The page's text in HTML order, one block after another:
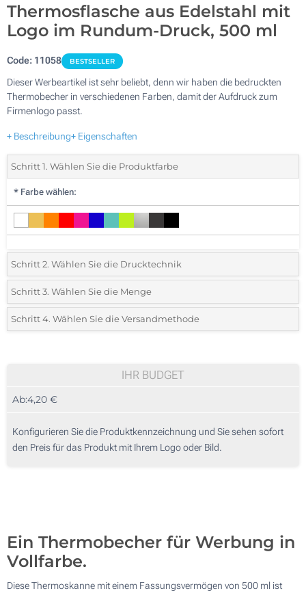
Thermosflasche aus Edelstahl mit
Logo im Rundum-Druck, 500 ml
Code: 11058 BESTSELLER
Dieser Werbeartikel ist sehr beliebt, denn wir haben die bedruckten
Thermobecher in verschiedenen Farben, damit der Aufdruck zum
Firmenlogo passt.
+ Beschreibung+ Eigenschaften
Schritt 1. Wählen Sie die Produktfarbe
* Farbe wählen:
Schritt 2. Wählen Sie die Drucktechnik
*Wählen Sie die Druck- und Farbtechniken für Ihr Logo:
1 Farbig (Rundum bedrucken)
3 Farbig (Auf einer Seite)
Digitaler Druck in Vollfarbe (Rundum-Druck)
Schritt 3. Wählen Sie die Menge
*Bitte wählen Sie Ihre gewünschte Menge
20
100
Schritt 4. Wählen Sie die Versandmethode
IHR BUDGET
Ab:4,20 €
Konfigurieren Sie die Produktkennzeichnung und Sie sehen sofort
den Preis für das Produkt mit Ihrem Logo oder Bild.
Ein Thermobecher für Werbung in
Vollfarbe.
Diese Thermoskanne mit einem Fassungsvermögen von 500 ml ist